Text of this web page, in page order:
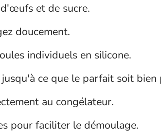
et de sucre.
doucement.
individuels en silicone.
ce que le parfait soit bien
au congélateur.
pour faciliter le démoulage.